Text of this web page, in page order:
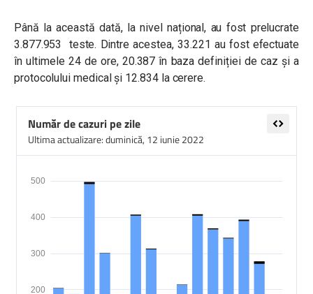
Până la această dată, la nivel național, au fost prelucrate
3.877.953 teste. Dintre acestea, 33.221 au fost efectuate
în ultimele 24 de ore, 20.387 în baza definiției de caz și a
protocolului medical și 12.834 la cerere.